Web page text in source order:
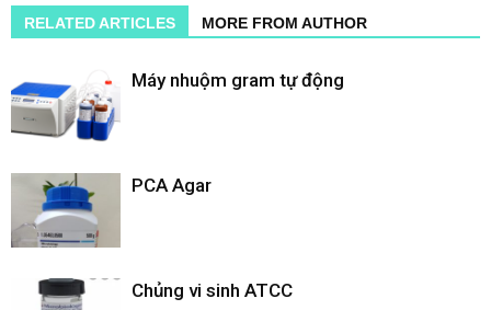
RELATED ARTICLES MORE FROM AUTHOR
Máy nhuộm gram tự động
PCA Agar
Chủng vi sinh ATCC